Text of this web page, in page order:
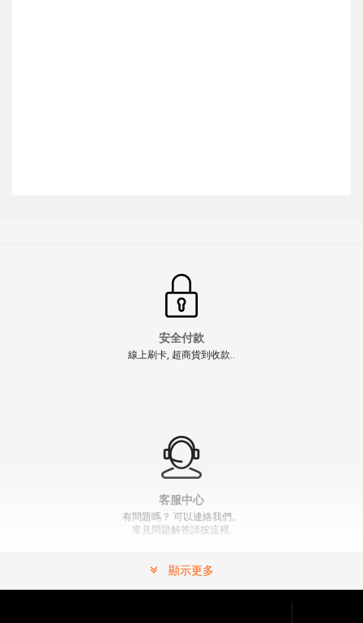
【翔準AOG】S&A 浪人腰帶 高品質 RONIN風格 戰術雙
加入購物車
安全付款
線上刷卡, 超商貨到收款..
客服中心
有問題嗎？ 可以連絡我們。
常見問題解答請按這裡.
顯示更多